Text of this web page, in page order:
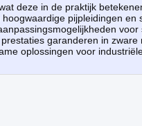
deze in de praktijk
pijpleidingen
garanderen in
oplossingen voor